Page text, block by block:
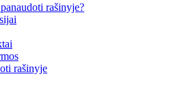
rašinyje?
rašinyje